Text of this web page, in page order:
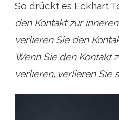
So drückt es Eckhart
den Kontakt zur
verlieren Sie den
Wenn Sie den Kontakt
verlieren, verlieren Sie